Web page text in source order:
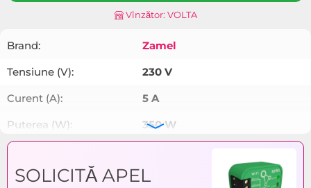
Vînzător: VOLTA
Brand:
Zamel
Tensiune (V):
230 V
Curent (A):
5 A
Puterea (W):
350 W
Tip:
Gradul de protecţie (IP):
IP20
SOLICITĂ APEL